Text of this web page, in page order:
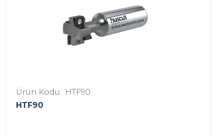
Ürün Kodu : HTF90
HTF90